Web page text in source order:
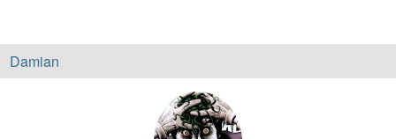
Damian